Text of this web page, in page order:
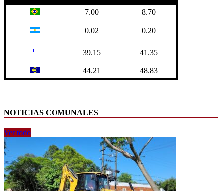
7.00 8.70
0.02 0.20
39.15 41.35
44.21 48.83
NOTICIAS COMUNALES
Ver todo